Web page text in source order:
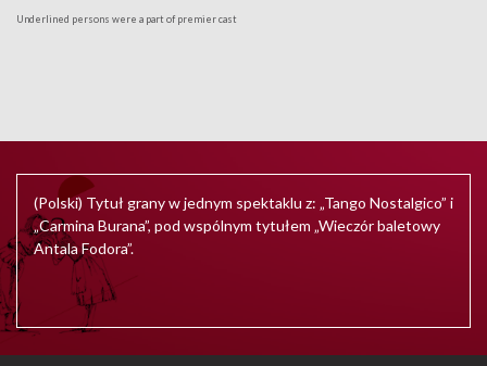
Underlined persons were a part of premier cast
(Polski) Tytuł grany w jednym spektaklu z: „Tango Nostalgico” i
„Carmina Burana”, pod wspólnym tytułem „Wieczór baletowy
Antala Fodora”.